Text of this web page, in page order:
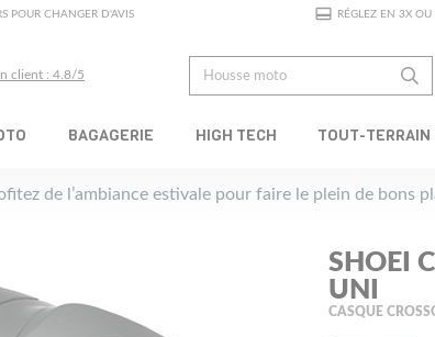
POUR CHANGER D'AVIS RÉGLEZ EN 3X
client : 4.8/5
BAGAGERIE HIGH TECH TOUT-TERRAIN
de l’ambiance estivale pour faire le plein de bons
SHOEI
UNI
CASQUE